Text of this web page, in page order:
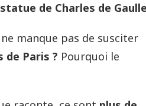
statue de Charles de
manque pas de susciter
de Paris ? Pourquoi le